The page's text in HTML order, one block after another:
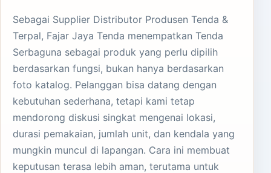
Sebagai Supplier Distributor Produsen Tenda &
Terpal, Fajar Jaya Tenda menempatkan Tenda
Serbaguna sebagai produk yang perlu dipilih
berdasarkan fungsi, bukan hanya berdasarkan
foto katalog. Pelanggan bisa datang dengan
kebutuhan sederhana, tetapi kami tetap
mendorong diskusi singkat mengenai lokasi,
durasi pemakaian, jumlah unit, dan kendala yang
mungkin muncul di lapangan. Cara ini membuat
keputusan terasa lebih aman, terutama untuk